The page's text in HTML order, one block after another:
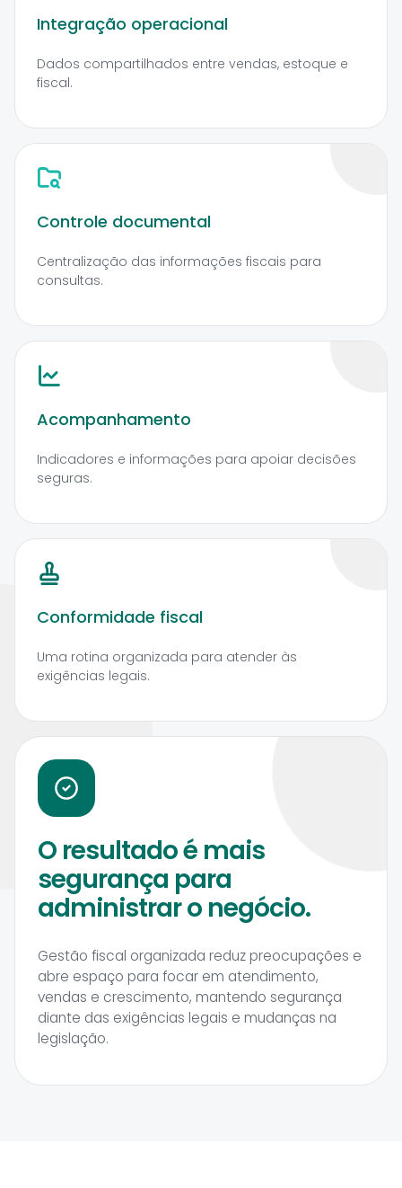
Integração operacional
Dados compartilhados entre vendas, estoque e
fiscal.
Controle documental
Centralização das informações fiscais para
consultas.
Acompanhamento
Indicadores e informações para apoiar decisões
seguras.
Conformidade fiscal
Uma rotina organizada para atender às
exigências legais.
O resultado é mais
segurança para
administrar o negócio.
Gestão fiscal organizada reduz preocupações e
abre espaço para focar em atendimento,
vendas e crescimento, mantendo segurança
diante das exigências legais e mudanças na
legislação.